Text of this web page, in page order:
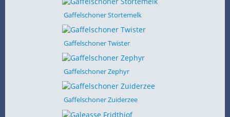
Gaffelschoner Stortemelk
Gaffelschoner Twister
Gaffelschoner Zephyr
Gaffelschoner Zuiderzee